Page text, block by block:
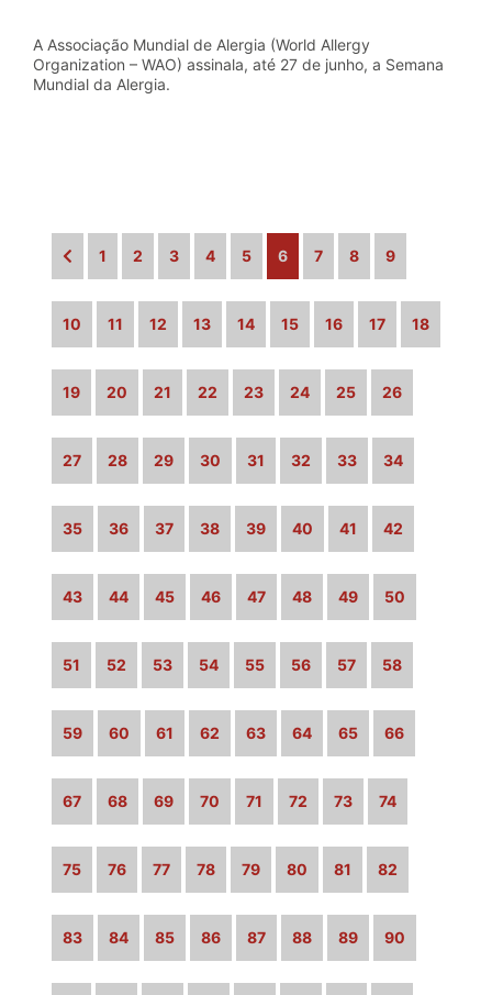
A Associação Mundial de Alergia (World Allergy
Organization – WAO) assinala, até 27 de junho, a Semana
Mundial da Alergia.
1 2 3 4 5 6 7 8 9
10 11 12 13 14 15 16 17 18
19 20 21 22 23 24 25 26
27 28 29 30 31 32 33 34
35 36 37 38 39 40 41 42
43 44 45 46 47 48 49 50
51 52 53 54 55 56 57 58
59 60 61 62 63 64 65 66
67 68 69 70 71 72 73 74
75 76 77 78 79 80 81 82
83 84 85 86 87 88 89 90